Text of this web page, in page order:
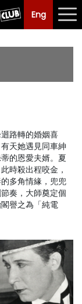
Eng
Eng 中文
路轉的婚姻喜
天她遇見同車紳
的恩愛夫婿。夏
時殺出程咬金，
多角情緣，兜兜
奏，大師奠定個
譽之為「純電